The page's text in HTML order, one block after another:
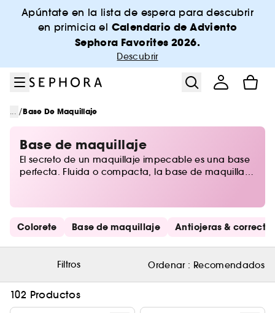
Ir al menú
Ir al contenido principal
Ir al pie de página
Apúntate en la lista de espera para descubrir
en primicia el Calendario de Adviento
Sephora Favorites 2026.
Descubrir
... /Base De Maquillaje
Base de maquillaje
El secreto de un maquillaje impecable es una base
perfecta. Fluida o compacta, la base de maquillaje
más adecuados: una base de maquillaje
hidratante con acabado luminoso o una base de
maquillaje en crema ultranatural. Con Sephora,
acertar con tu base de maquillaje es muy fácil.
Saltar los enlaces rápidos
Colorete Base de maquillaje Antiojeras & corrector
Filtros Ordenar : Recomendados
102 Productos